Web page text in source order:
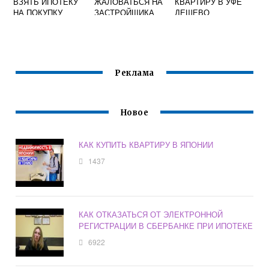
НА ПОКУПКУ
ЗАСТРОЙЩИКА
ДЕШЕВО
Реклама
Новое
КАК КУПИТЬ КВАРТИРУ В ЯПОНИИ
1437
КАК ОТКАЗАТЬСЯ ОТ ЭЛЕКТРОННОЙ
РЕГИСТРАЦИИ В СБЕРБАНКЕ ПРИ ИПОТЕКЕ
6922